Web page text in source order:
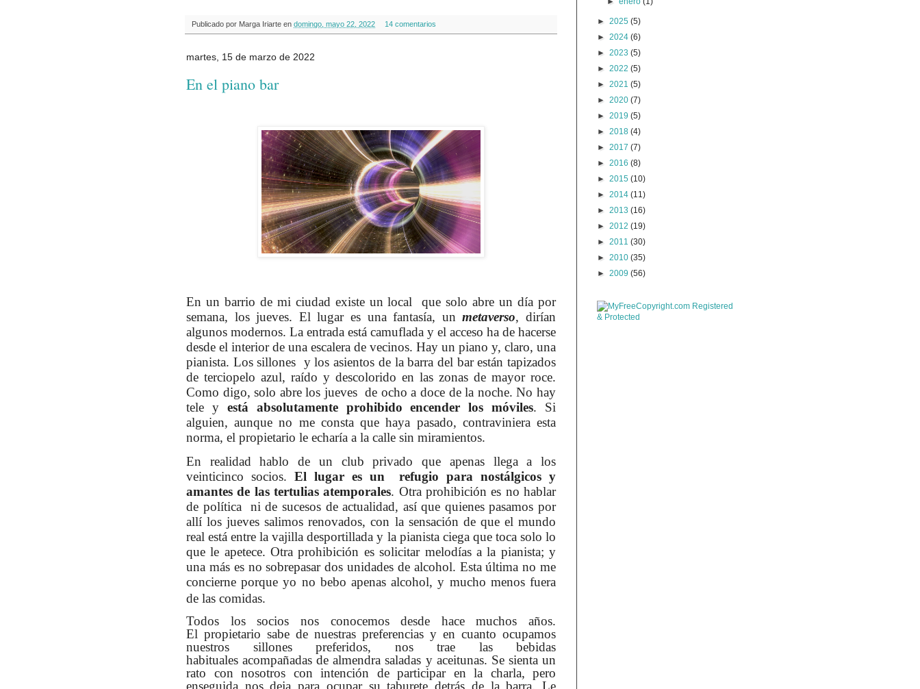
Publicado por Marga Iriarte en domingo, mayo 22, 2022 14 comentarios
martes, 15 de marzo de 2022
En el piano bar
En un barrio de mi ciudad existe un local
que solo abre un día por
semana, los jueves. El lugar es una fantasía, unmetaverso, dirían
algunos modernos. La entrada está camuflada y el acceso ha de hacerse
desde el interior de una escalera de vecinos. Hay un piano y, claro, una
pianista. Los sillones y los asientos de la barra del bar están tapizados
de terciopelo azul, raído y descolorido en las zonas de mayor roce.
Como digo, solo abre los jueves de ocho a doce de la noche. No hay
tele y está absolutamente prohibido encender los móviles. Si
alguien, aunque no me consta que haya pasado, contraviniera esta
norma, el propietario le echaría a la calle sin miramientos.
En realidad hablo de un club privado que apenas llega a los
veinticinco socios. El lugar es un
refugio para nostálgicos y
amantes de las tertulias atemporales. Otra prohibición es no hablar
de política
ni de sucesos de actualidad, así que quienes pasamos por
allí los jueves salimos renovados, con la sensación de que el mundo
real está entre la vajilla desportillada y la pianista ciega que toca solo lo
que le apetece. Otra prohibición es solicitar melodías a la pianista; y
una más es no sobrepasar dos unidades de alcohol. Esta última no me
concierne porque yo no bebo apenas alcohol, y mucho menos fuera
de las comidas.
Todos los socios nos conocemos desde hace muchos años.
El propietario sabe de nuestras preferencias y en cuanto ocupamos
nuestros sillones preferidos, nos trae las bebidas
habitualesacompañadas de almendra saladas y aceitunas. Se sienta un
rato con nosotros con intención de participar en la charla, pero
enseguida nos deja para ocupar su taburete detrás de la barra. Le
► 2025 (5)
► 2024 (6)
► 2023 (5)
► 2022 (5)
► 2021 (5)
► 2020 (7)
► 2019 (5)
► 2018 (4)
► 2017 (7)
► 2016 (8)
► 2015 (10)
► 2014 (11)
► 2013 (16)
► 2012 (19)
► 2011 (30)
► 2010 (35)
► 2009 (56)